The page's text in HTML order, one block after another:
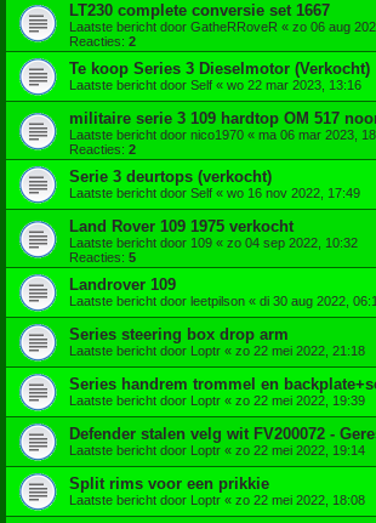
LT230 complete conversie set 1667
Laatste bericht door GatheRRoveR « zo 06 aug
Reacties: 2
Te koop Series 3 Dieselmotor (Verkocht)
Laatste bericht door Self « wo 22 mar 2023, 13:16
militaire serie 3 109 hardtop OM 517
Laatste bericht door nico1970 « ma 06 mar 2023,
Reacties: 2
Serie 3 deurtops (verkocht)
Laatste bericht door Self « wo 16 nov 2022, 17:49
Land Rover 109 1975 verkocht
Laatste bericht door 109 « zo 04 sep 2022, 10:32
Reacties: 5
Landrover 109
Laatste bericht door leetpilson « di 30 aug 2022,
Series steering box drop arm
Laatste bericht door Loptr « zo 22 mei 2022, 21:18
Series handrem trommel en
Laatste bericht door Loptr « zo 22 mei 2022, 19:39
Defender stalen velg wit FV200072 -
Laatste bericht door Loptr « zo 22 mei 2022, 19:14
Split rims voor een prikkie
Laatste bericht door Loptr « zo 22 mei 2022, 18:08